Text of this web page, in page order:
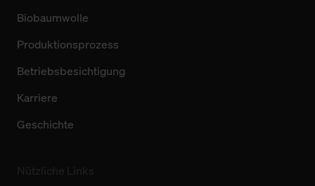
Biobaumwolle
Produktionsprozess
Betriebsbesichtigung
Karriere
Geschichte